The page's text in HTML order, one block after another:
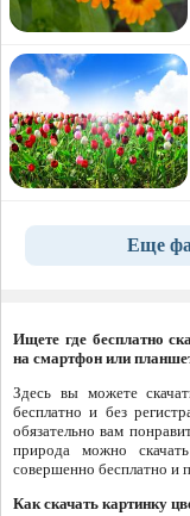
Еще
Ищете где бесплатно
на смартфон или
Здесь вы можете
бесплатно и без
обязательно вам
природа можно
совершенно бесплатно и
Как скачать картинку